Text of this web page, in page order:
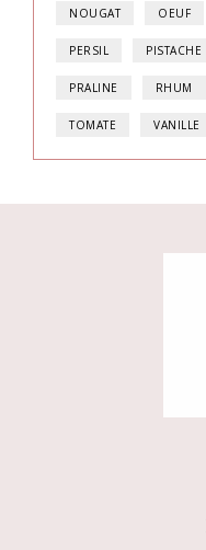
NOUGAT OEUF
PERSIL PISTACHE
PRALINE RHUM
TOMATE VANILLE